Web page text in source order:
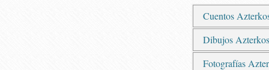
Cuentos
Dibujos
Fotografías